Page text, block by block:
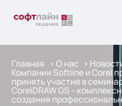
Главная О нас
Компании Softline и Corel
принять участие в
CorelDRAW GS –
создания